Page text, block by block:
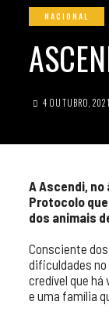
NACIONAL
4 OUTUBRO, 2021
A Ascendi,
Protocolo
dos animais
Consciente
dificuldades
credível que
e uma família